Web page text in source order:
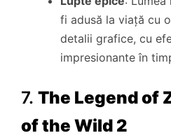
fi adusă la viață cu
detalii grafice, cu
impresionante în
7. The Legend of
of the Wild 2